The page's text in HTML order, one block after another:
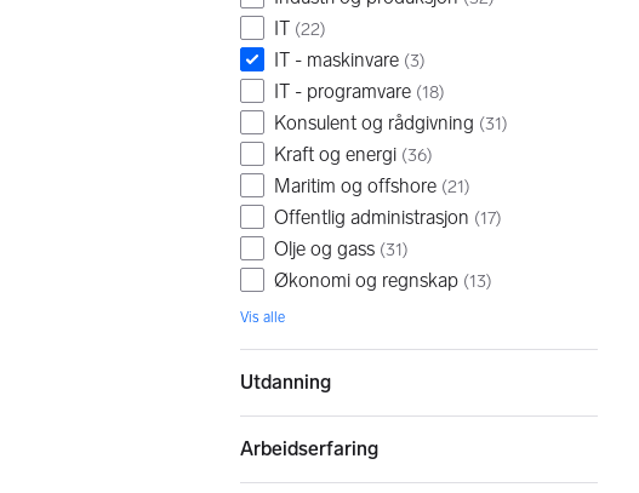
IT (22)
IT - maskinvare (3)
IT - programvare (18)
Konsulent og rådgivning (31)
Kraft og energi (36)
Maritim og offshore (21)
Offentlig administrasjon (17)
Olje og gass (31)
Økonomi og regnskap (13)
Vis alle
Utdanning
Arbeidserfaring